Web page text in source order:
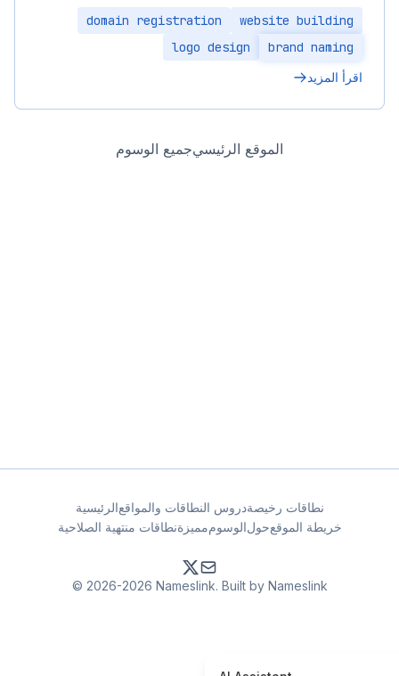
website building
domain registration
brand naming
logo design
اقرأ المزيد
جميع الوسومالموقع الرئيسي
الرئيسيةدروس النطاقات والمواقعنطاقات رخيصة
نطاقات منتهية الصلاحيةمميزةالوسومحولخريطة الموقع
© 2026-2026 Nameslink. Built by Nameslink